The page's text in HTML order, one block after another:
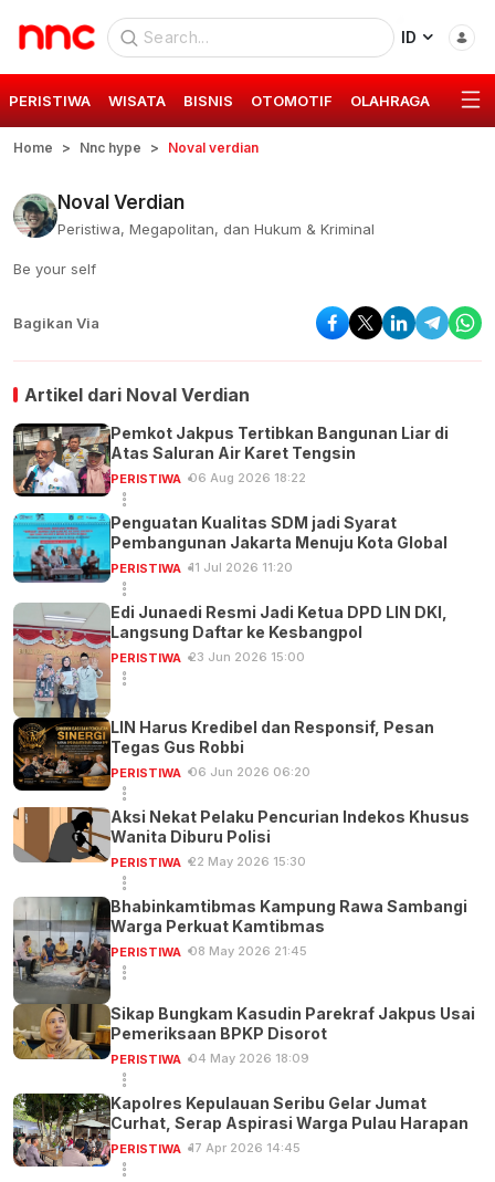
ID
PERISTIWA WISATA BISNIS OTOMOTIF OLAHRAGA GAYA
Home Nnc hype Noval verdian
Noval Verdian
Peristiwa, Megapolitan, dan Hukum & Kriminal
Be your self
Bagikan Via
Artikel dari Noval Verdian
Pemkot Jakpus Tertibkan Bangunan Liar di
Atas Saluran Air Karet Tengsin
PERISTIWA 06 Aug 2026 18:22
Penguatan Kualitas SDM jadi Syarat
Pembangunan Jakarta Menuju Kota Global
PERISTIWA 11 Jul 2026 11:20
Edi Junaedi Resmi Jadi Ketua DPD LIN DKI,
Langsung Daftar ke Kesbangpol
PERISTIWA 23 Jun 2026 15:00
LIN Harus Kredibel dan Responsif, Pesan
Tegas Gus Robbi
PERISTIWA 06 Jun 2026 06:20
Aksi Nekat Pelaku Pencurian Indekos Khusus
Wanita Diburu Polisi
PERISTIWA 22 May 2026 15:30
Bhabinkamtibmas Kampung Rawa Sambangi
Warga Perkuat Kamtibmas
PERISTIWA 08 May 2026 21:45
Sikap Bungkam Kasudin Parekraf Jakpus Usai
Pemeriksaan BPKP Disorot
PERISTIWA 04 May 2026 18:09
Kapolres Kepulauan Seribu Gelar Jumat
Curhat, Serap Aspirasi Warga Pulau Harapan
PERISTIWA 17 Apr 2026 14:45